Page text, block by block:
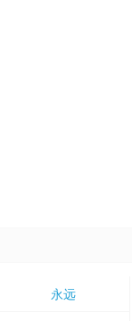
永远